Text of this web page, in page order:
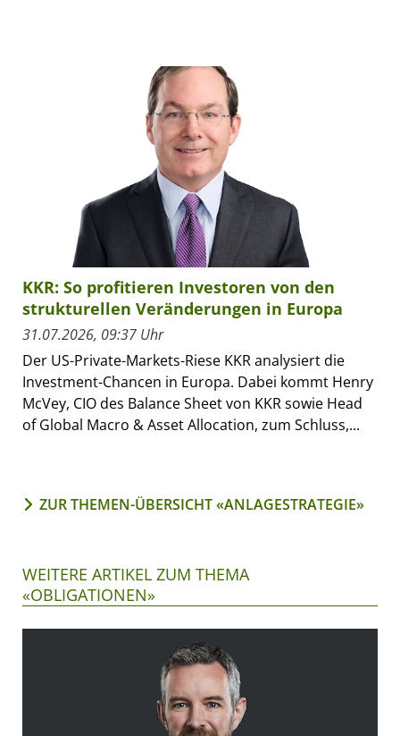
KKR: So profitieren Investoren von den
strukturellen Veränderungen in Europa
31.07.2026, 09:37 Uhr
Der US-Private-Markets-Riese KKR analysiert die
Investment-Chancen in Europa. Dabei kommt Henry
McVey, CIO des Balance Sheet von KKR sowie Head
of Global Macro & Asset Allocation, zum Schluss,...
ZUR THEMEN-ÜBERSICHT «ANLAGESTRATEGIE»
WEITERE ARTIKEL ZUM THEMA
«OBLIGATIONEN»